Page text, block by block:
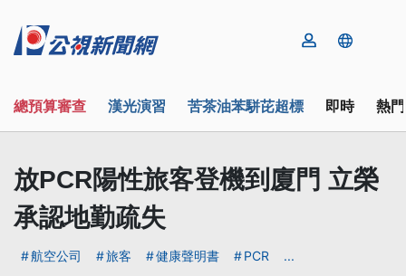
總預算審查 漢光演習 苦茶油苯駢芘超標 即時 熱
放PCR陽性旅客登機到廈門 立榮
承認地勤疏失
航空公司 旅客 健康聲明書 PCR ...